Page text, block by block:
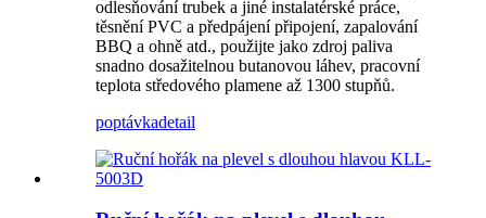
odlesňování trubek a jiné instalatérské práce,
těsnění PVC a předpájení připojení, zapalování
BBQ a ohně atd., použijte jako zdroj paliva
snadno dosažitelnou butanovou láhev, pracovní
teplota středového plamene až 1300 stupňů.
poptávkadetail